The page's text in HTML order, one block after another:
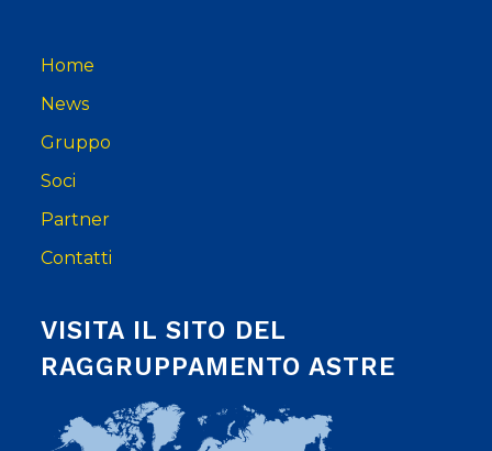
Home
News
Gruppo
Soci
Partner
Contatti
VISITA IL SITO DEL
RAGGRUPPAMENTO ASTRE